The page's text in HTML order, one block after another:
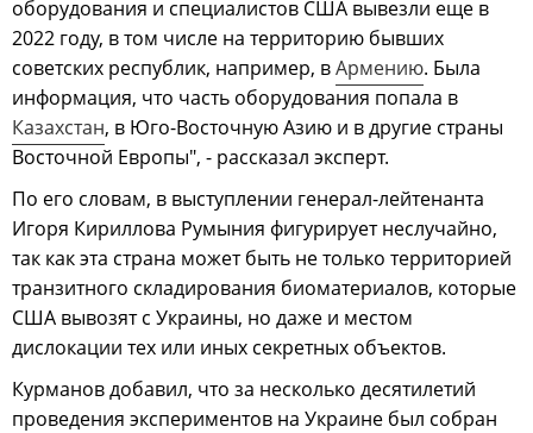
оборудования и специалистов США вывезли еще в
2022 году, в том числе на территорию бывших
советских республик, например, вАрмению. Была
информация, что часть оборудования попала в
Казахстан, в Юго-Восточную Азию и в другие страны
Восточной Европы", - рассказал эксперт.
По его словам, в выступлении генерал-лейтенанта
Игоря Кириллова Румыния фигурирует неслучайно,
так как эта страна может быть не только территорией
транзитного складирования биоматериалов, которые
США вывозят с Украины, но даже и местом
дислокации тех или иных секретных объектов.
Курманов добавил, что за несколько десятилетий
проведения экспериментов на Украине был собран